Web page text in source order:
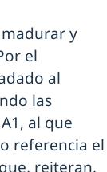
y
el
al
las
al que
referencia el
reiteran,